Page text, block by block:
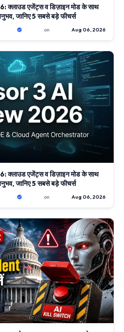
एजेंट्स व डिज़ाइन मोड के साथ
जानिए 5 सबसे बड़े फीचर्स
on Aug 06, 2026
एजेंट्स व डिज़ाइन मोड के साथ
जानिए 5 सबसे बड़े फीचर्स
on Aug 06, 2026